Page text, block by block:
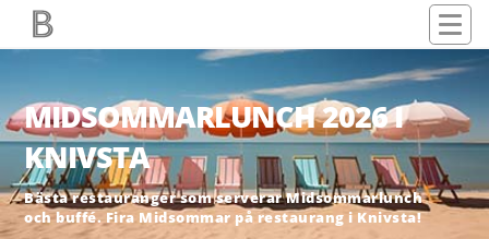
MIDSOMMARLUNCH 2026 I
KNIVSTA
Bästa restauranger som serverar Midsommarlunch
och buffé. Fira Midsommar på restaurang i Knivsta!